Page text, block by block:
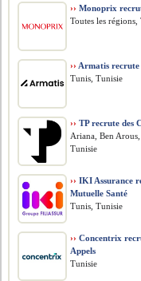
›› Monoprix
Toutes les régions,
›› Armatis recrute
Tunis, Tunisie
›› TP recrute des
Ariana, Ben
Tunisie
›› IKI Assurance
Mutuelle Santé
Tunis, Tunisie
›› Concentrix
Appels
Tunisie